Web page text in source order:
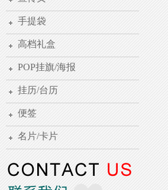
手提袋
高档礼盒
POP挂旗/海报
挂历/台历
便签
名片/卡片